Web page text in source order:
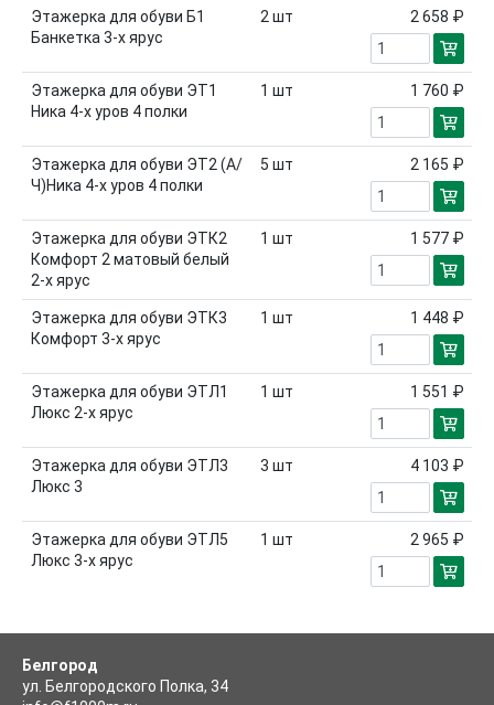
Этажерка для обуви Б1
Банкетка 3-х ярус
2шт 2 658 ₽
Этажерка для обуви ЭТ1
Ника 4-х уров 4 полки
1 шт 1 760 ₽
Этажерка для обуви ЭТ2 (А/
Ч)Ника 4-х уров 4 полки
5 шт 2 165 ₽
Этажерка для обуви ЭТК2
Комфорт 2 матовый белый
2-х ярус
1 шт 1 577 ₽
Этажерка для обуви ЭТК3
Комфорт 3-х ярус
1 шт 1 448 ₽
Этажерка для обуви ЭТЛ1
Люкс 2-х ярус
1 шт 1 551 ₽
Этажерка для обуви ЭТЛ3
Люкс 3
3 шт 4 103 ₽
Этажерка для обуви ЭТЛ5
Люкс 3-х ярус
1 шт 2 965 ₽
Белгород
ул. Белгородского Полка, 34